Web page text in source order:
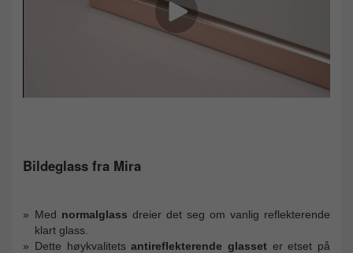
Bildeglass fra Mira
Med normalglass dreier det seg om vanlig reflekterende
klart glass.
Dette høykvalitetsantireflekterende glasset er etset på